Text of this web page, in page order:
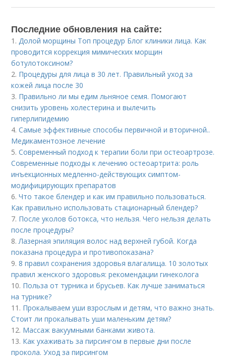
Последние обновления на сайте:
1.Долой морщины Топ процедур Блог клиники лица. Как
проводится коррекция мимических морщин
ботулотоксином?
2. Процедуры для лица в 30 лет. Правильный уход за
кожей лица после 30
3. Правильно ли мы едим льняное семя. Помогают
снизить уровень холестерина и вылечить
гиперлипидемию
4.Самые эффективные способы первичной и вторичной..
Медикаментозное лечение
5.Современный подход к терапии боли при остеоартрозе.
Современные подходы к лечению остеоартрита: роль
инъекционных медленно-действующих симптом-
модифицирующих препаратов
6.Что такое блендер и как им правильно пользоваться.
Как правильно использовать стационарный блендер?
7. После уколов ботокса, что нельзя. Чего нельзя делать
после процедуры?
8.Лазерная эпиляция волос над верхней губой. Когда
показана процедура и противопоказана?
9.8 правил сохранения здоровья влагалища. 10 золотых
правил женского здоровья: рекомендации гинеколога
10. Польза от турника и брусьев. Как лучше заниматься
на турнике?
11. Прокалываем уши взрослым и детям, что важно знать.
Стоит ли прокалывать уши маленьким детям?
12. Массаж вакуумными банками живота.
13. Как ухаживать за пирсингом в первые дни после
прокола. Уход за пирсингом